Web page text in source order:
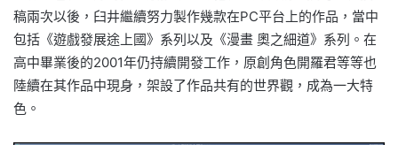
稿兩次以後，臼井繼續努力製作幾款在PC平台上的作品，當中
包括《遊戲發展途上國》系列以及《漫畫 奧之細道》系列。在
高中畢業後的2001年仍持續開發工作，原創角色開羅君等等也
陸續在其作品中現身，架設了作品共有的世界觀，成為一大特
色。